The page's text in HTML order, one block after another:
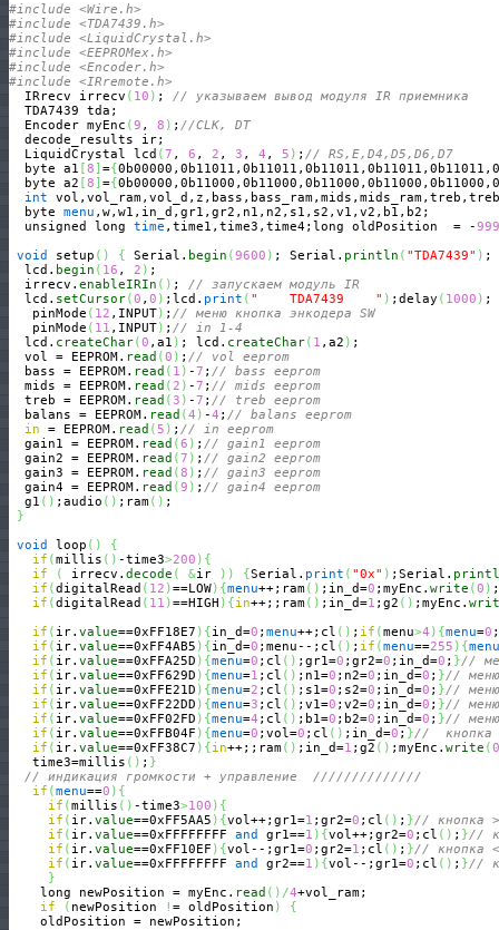
#include <Wire.h>
#include <TDA7439.h>
#include <LiquidCrystal.h>
#include <EEPROMex.h>
#include <Encoder.h>
#include <IRremote.h>
  IRrecv irrecv
( 10 ) ; // указываем вывод модуля IR приемника
  TDA7439 tda;
  Encoder myEnc
(9 , 8 ) ; //CLK, DT
  decode_results ir;
  LiquidCrystal lcd
(7 , 6 , 2 , 3 , 4 , 5 ) ; // RS,E,D4,D5,D6,D7
  byte a1
[8 ] ={
  byte a2
[8 ] ={
int
  byte
menu ,w,w1,in_d,gr1,gr2,n1,n2,s1,s2,v1,v2,b1,b2;
  unsigned long
time ,time1,time3,time4;long oldPosition  = -999
void
setup ( ) { Serial. begin (9600 ) ; Serial. println ( "TDA7439" ) ;
  lcd.
begin ( 16 , 2 ) ;
  irrecv.
enableIRIn ( ) ; // запускаем модуль IR
  lcd.
setCursor(0 , 0 ) ;lcd. print ( "    TDA7439    " ) ;delay ( 1000 ) ;
   pinMode
( 12 ,INPUT) ; // меню кнопка энкодера SW
   pinMode
( 11 ,INPUT) ; // in 1-4
  lcd.
createChar(0 ,a1 ) ; lcd. createChar( 1 ,a2 ) ;
  vol = EEPROM.
read (0 ) ; // vol eeprom
  bass = EEPROM.
read ( 1 ) -7 ; // bass eeprom
  mids = EEPROM.
read (2 ) -7 ; // mids eeprom
  treb = EEPROM.
read (3 ) -7 ; // treb eeprom
  balans = EEPROM.
read (4 ) -4 ; // balans eeprom
in = EEPROM. read (5 ) ; // in eeprom
  gain1 = EEPROM.
read (6 ) ; // gain1 eeprom
  gain2 = EEPROM.
read (7 ) ; // gain2 eeprom
  gain3 = EEPROM.
read (8 ) ; // gain3 eeprom
  gain4 = EEPROM.
read (9 ) ; // gain4 eeprom
  g1
( ) ;audio ( ) ;ram( ) ;
}
void
loop ( )
{
if (millis ( ) -time3>200 ) {
if
( irrecv. decode ( &ir ) ) {Serial. print ( "0x" ) ;Serial.
if (digitalRead ( 12 )==LOW) {menu++;ram( ) ;in_d=0 ;myEnc. write (0 )
if (digitalRead ( 11 )==HIGH ) {in++;;ram( ) ;in_d=1 ;g2 ( ) ;myEnc.
if ( ir. value==0xFF18E7 ) {in_d=0 ; menu++;cl ( ) ; if (menu>4 ) {menu=0 ;
if ( ir. value==0xFF4AB5 ) {in_d=0 ;menu--;cl ( ) ; if (menu==255 ) {menu
if ( ir. value==0xFFA25D ) {menu=0 ;cl ( ) ;gr1=0 ;gr2=0 ;in_d=0 ; }//
if ( ir. value==0xFF629D ) {menu=1 ;cl ( ) ;n1=0 ;n2=0 ;in_d=0 ; }// меню
if ( ir. value==0xFFE21D ) {menu=2 ;cl ( ) ;s1=0 ;s2=0 ;in_d=0 ; }// меню
if ( ir. value==0xFF22DD ) {menu=3 ;cl ( ) ;v1=0 ;v2=0 ;in_d=0 ; }// меню
if ( ir. value==0xFF02FD ) {menu=4 ;cl ( ) ;b1=0 ;b2=0 ;in_d=0 ; }// меню
if ( ir. value==0xFFB04F ) {menu=0 ;vol=0 ;cl ( ) ;in_d=0 ; }//  кнопка
if ( ir. value==0xFF38C7 ) {in++;;ram( ) ;in_d=1 ;g2 ( ) ;myEnc. write (0
   time3=millis
( ) ; }
// индикация громкости + управление  //////////////
if (menu==0 ) {
if (millis ( ) -time3>100 ) {
if ( ir. value==0xFF5AA5 ) {vol++;gr1=1 ;gr2=0 ;cl ( ) ; }// кнопка >
if ( ir. value==0xFFFFFFFF and gr1==1 ) {vol++;gr2=0 ;cl ( ) ; }//
if ( ir. value==0xFF10EF ) {vol--;gr1=0 ;gr2=1 ;cl ( ) ; }// кнопка <
if ( ir. value==0xFFFFFFFF and gr2==1 ) {vol--;gr1=0 ;cl ( ) ; }//
}
    long newPosition = myEnc.
read ( ) /4+vol_ram;
if
( newPosition ! = oldPosition )
{
    oldPosition = newPosition;